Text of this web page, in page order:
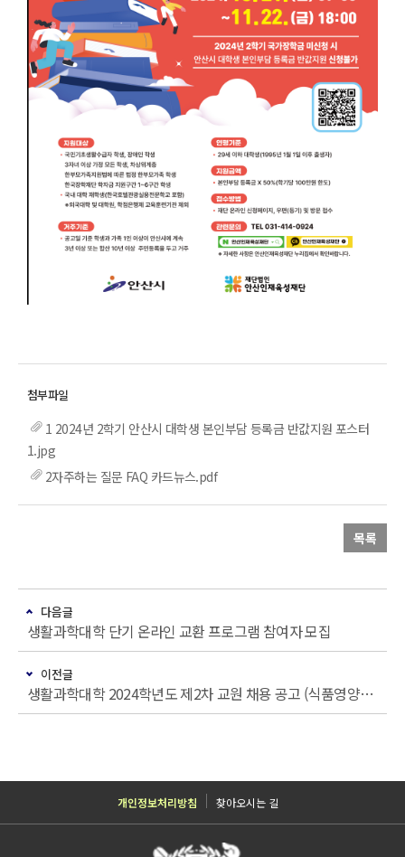
1 2024년 2학기 안산시 대학생 본인부담 등록금 반값지원 포스터
1.jpg
2자주하는 질문 FAQ 카드뉴스.pdf
목록
다음글
생활과학대학 단기 온라인 교환 프로그램 참여자 모집
이전글
생활과학대학 2024학년도 제2차 교원 채용 공고 (식품영양학과)
개인정보처리방침 찾아오시는 길